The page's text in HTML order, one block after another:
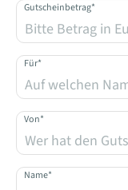
Gutscheinbetrag*
Für*
Von*
Name*